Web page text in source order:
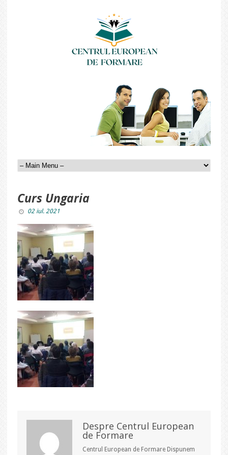
Curs Ungaria
02 iul. 2021
Despre Centrul European
de Formare
Centrul European de Formare Dispunem